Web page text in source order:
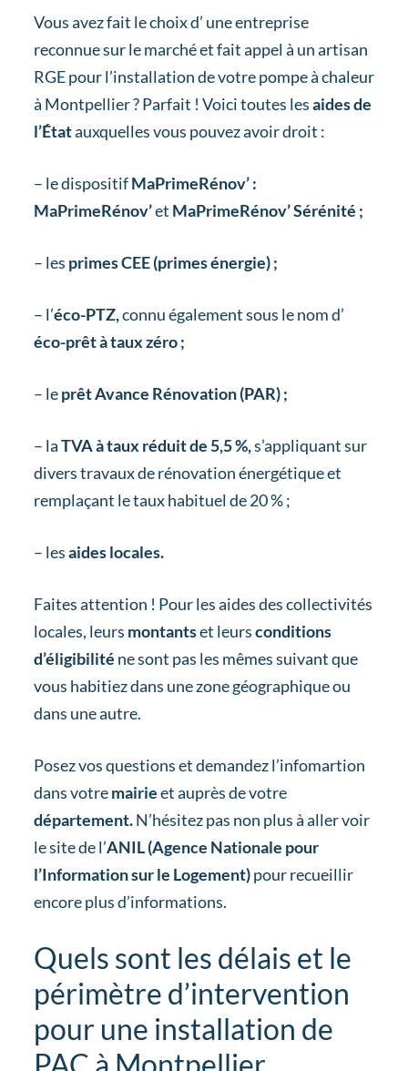
Vous avez fait le choix d’ une entreprise
reconnue sur le marché et fait appel à un artisan
RGE pour l’installation de votre pompe à chaleur
à Montpellier ? Parfait ! Voici toutes lesaides de
l’Étatauxquelles vous pouvez avoir droit :
– le dispositifMaPrimeRénov’ :
MaPrimeRénov’et MaPrimeRénov’ Sérénité ;
– les primes CEE (primes énergie) ;
– l’éco-PTZ,connu également sous le nom d’
éco-prêt à taux zéro ;
– leprêt Avance Rénovation (PAR) ;
– laTVA à taux réduit de 5,5 %,s’appliquant sur
divers travaux de rénovation énergétique et
remplaçant le taux habituel de 20 % ;
– lesaides locales.
Faites attention ! Pour les aides des collectivités
locales, leurs montantset leursconditions
d’éligibilité ne sont pas les mêmes suivant que
vous habitiez dans une zone géographique ou
dans une autre.
Posez vos questions et demandez l’infomartion
dans votremairieet auprès de votre
département.N’hésitez pas non plus à aller voir
le site de l’ANIL (Agence Nationale pour
l’Information sur le Logement)pour recueillir
encore plus d’informations.
Quels sont les délais et le
périmètre d’intervention
pour une installation de